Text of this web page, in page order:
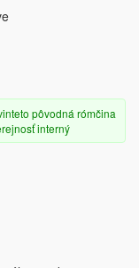
pôvodná rómčina
interný